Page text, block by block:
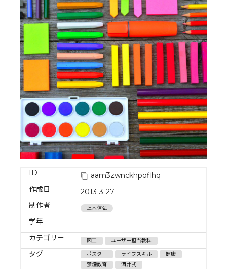
ID
aam3zwnckhpoflhq
作成日
2013-3-27
制作者
上木信弘
学年
カテゴリー
図工 ユーザー担当教科
タグ ポスター ライフスキル
健康
禁煙教育
酒井式